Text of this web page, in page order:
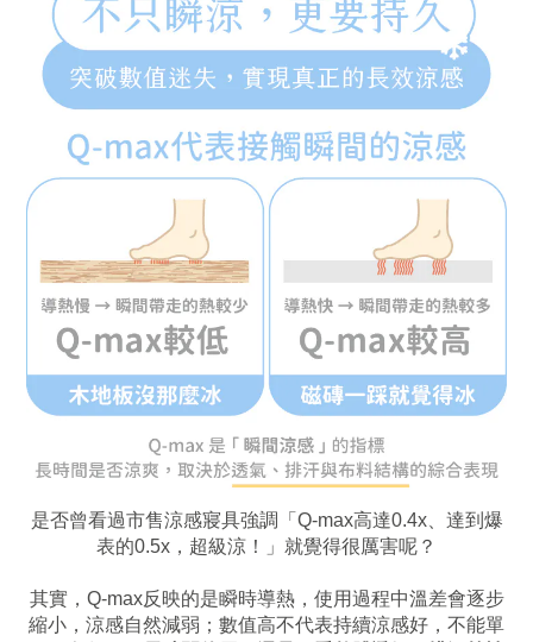
是否曾看過市售涼感寢具強調「Q-max高達0.4x、達到爆
表的0.5x，超級涼！」就覺得很厲害呢？
其實，Q-max反映的是瞬時導熱，使用過程中溫差會逐步
縮小，涼感自然減弱；數值高不代表持續涼感好，不能單